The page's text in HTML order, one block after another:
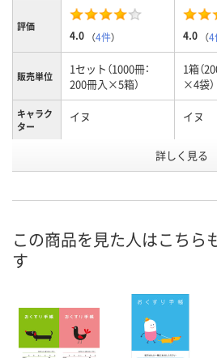
評価
4.0 （4件） 4.0 （4
販売単位
1セット（1000冊：
200冊入×5箱）
1箱（
×4袋）
キャラク
ター
イヌ イヌ
540952
お届け日 8月8日（土） 8月8日
カゴへ
詳しく見る
この商品を見た人はこちら
す